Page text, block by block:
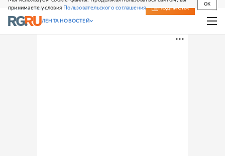
принимаете условия Пользовательского соглашения
OK
СВЕЖИЙ НОМЕР ПОДПИСКА
ЛЕНТА НОВОСТЕЙ